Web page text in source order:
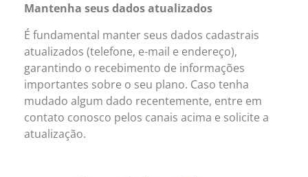
Mantenha seus dados atualizados
É fundamental manter seus dados cadastrais
atualizados (telefone, e-mail e endereço),
garantindo o recebimento de informações
importantes sobre o seu plano. Caso tenha
mudado algum dado recentemente, entre em
contato conosco pelos canais acima e solicite a
atualização.